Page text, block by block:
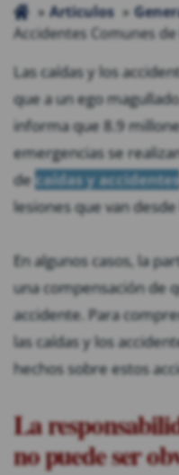
Articulos
Accidentes Comunes
Las caídas y los
que a un ego
informa que 8.9
emergencias se
decaídas y accidentes
lesiones que van
En algunos casos, la
una compensación de
accidente. Para
las caídas y los
hechos sobre estos
La
no puede ser